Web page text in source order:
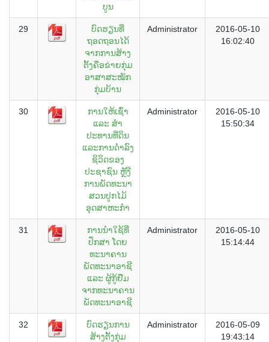
ບູນ
29
ບົດຮຽນທີ່
ຖອດຖອນໄດ້
ຈາກການສ້າງ
ຕັ້ງຄືອຂ່າຍກຸ່ມ
ອາສາສະໝັກ
ກຸ່ມບ້ານ
Administrator
2016-05-10
16:02:40
30
ການໃຫ້ເຊົ່າ
ແລະ ສຳ
ປະທານທີ່ດິນ
ແລະການດຳລົງ
ຊິວິດຂອງ
ປະຊາຊົນ ຫຼັງີ
ການພັດທະນາ
ສວນປູກໄມ້
ອຸດສາຫະກຳ
Administrator
2016-05-10
15:50:34
31
ການນຳໃຊ້ທີ່
ປຶກສາ ໂດຍ
ທະນາຄານ
ພັດທະນາອາຊີ
ແລະ ຜູ້ກູ້ຢືມ
ຈາກທະນາຄານ
ພັດທະນາອາຊີ
Administrator
2016-05-10
15:14:44
32
ບົດຮຽນການ
ສ້າງຕັ້ງກຸ່ມ
Administrator
2016-05-09
19:43:14